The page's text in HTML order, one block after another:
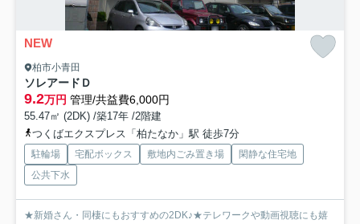
NEW
柏市小青田
ソレアードＤ
9.2万円 管理/共益費6,000円
55.47㎡ (2DK) /築17年 /2階建
つくばエクスプレス「柏たなか」駅 徒歩7分
駐輪場 宅配ボックス 敷地内ごみ置き場
閑静な住宅地
公共下水
★新婚さん・同棲にもおすすめの2DK♪★テレワークや動画視聴にも嬉